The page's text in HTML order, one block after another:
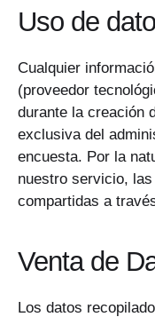
Uso de
Cualquier
(proveedor
durante la creación
exclusiva del
encuesta. Por la
nuestro servicio,
compartidas a
Venta de
Los datos